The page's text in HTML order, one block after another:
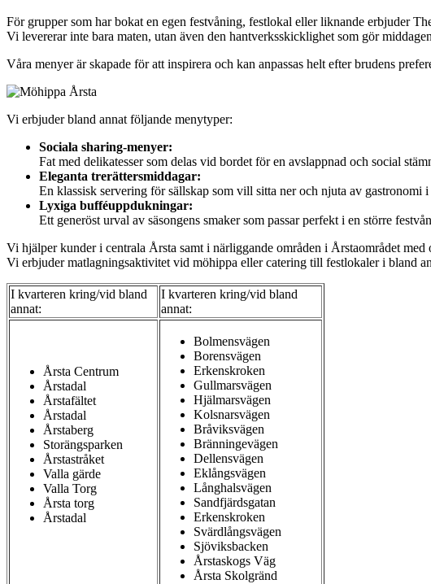
För grupper som har bokat en egen festvåning, festlokal eller liknande erbjuder
Vi levererar inte bara maten, utan även den hantverksskicklighet som gör
Våra menyer är skapade för att inspirera och kan anpassas helt efter brudens
Vi erbjuder bland annat följande menytyper:
Sociala sharing-menyer:
Fat med delikatesser som delas vid bordet för en avslappnad och social
Eleganta trerättersmiddagar:
En klassisk servering för sällskap som vill sitta ner och njuta av gastronomi i
Lyxiga bufféuppdukningar:
Ett generöst urval av säsongens smaker som passar perfekt i en större
Vi hjälper kunder i centrala Årsta samt i närliggande områden i Årstaområdet
Vi erbjuder matlagningsaktivitet vid möhippa eller catering till festlokaler i bland
I kvarteren kring/vid bland
annat:
I kvarteren kring/vid bland
annat:
Årsta Centrum
Årstadal
Årstafältet
Årstadal
Årstaberg
Storängsparken
Årstastråket
Valla gärde
Valla Torg
Årsta torg
Årstadal
Bolmensvägen
Borensvägen
Erkenskroken
Gullmarsvägen
Hjälmarsvägen
Kolsnarsvägen
Bråviksvägen
Bränningevägen
Dellensvägen
Eklångsvägen
Långhalsvägen
Sandfjärdsgatan
Erkenskroken
Svärdlångsvägen
Sjöviksbacken
Årstaskogs Väg
Årsta Skolgränd